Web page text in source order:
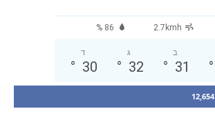
86 % 2.7kmh
°
ב
31
°
ג
32
°
ד
30
°
12,654